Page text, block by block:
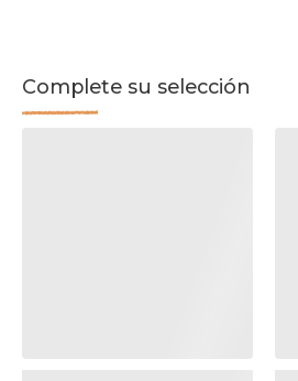
Complete su selección